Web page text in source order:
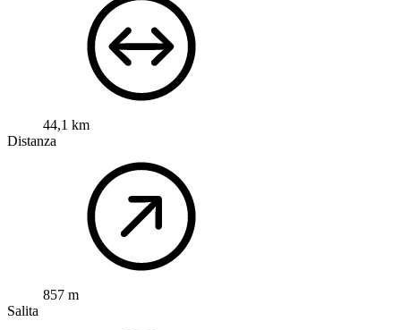
44,1 km
Distanza
857 m
Salita